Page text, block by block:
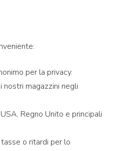
per la privacy.
nostri magazzini negli
Regno Unito e principali
o ritardi per lo